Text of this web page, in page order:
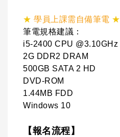
★ 學員上課需自備筆電 ★
筆電規格建議：
i5-2400 CPU @3.10GHz
2G DDR2 DRAM
500GB SATA 2 HD
DVD-ROM
1.44MB FDD
Windows 10
【報名流程】